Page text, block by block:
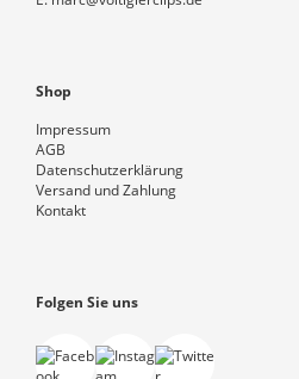
Shop
Impressum
AGB
Datenschutzerklärung
Versand und Zahlung
Kontakt
Folgen Sie uns